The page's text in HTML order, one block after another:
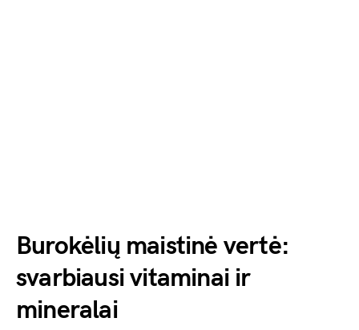
Burokėlių maistinė vertė:
svarbiausi vitaminai ir
mineralai